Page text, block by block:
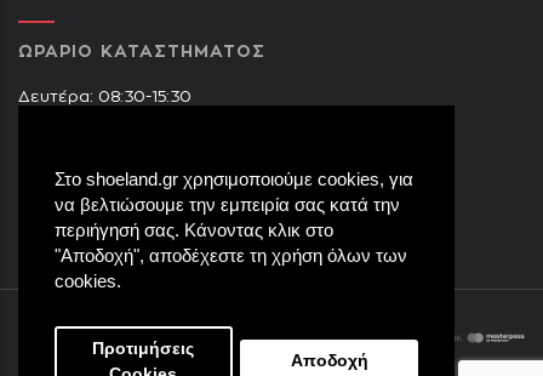
Στο shoeland.gr χρησιμοποιούμε cookies, για
να βελτιώσουμε την εμπειρία σας κατά την
περιήγησή σας. Κάνοντας κλικ στο
"Αποδοχή", αποδέχεστε τη χρήση όλων των
cookies.
Προτιμήσεις
Αποδοχή
ΩΡΑΡΙΟ ΚΑΤΑΣΤΗΜΑΤΟΣ
Δευτέρα: 08:30-15:30
Πέμπτη: 09:00-14:30 & 17:30-21:00
Παρασκευή: 09:00-14:30 & 17:30-21:00
Σάββατο: 08:30-15:30